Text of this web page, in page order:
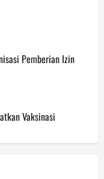
Pemberian Izin
Vaksinasi